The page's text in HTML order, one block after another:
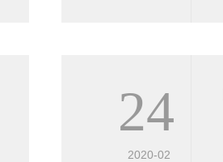
24
2020-02